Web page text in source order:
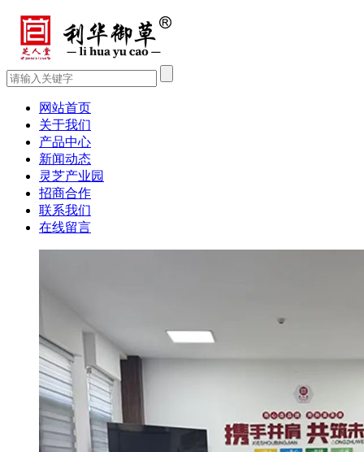
网站首页
关于我们
产品中心
新闻动态
灵芝产业园
招商合作
联系我们
在线留言